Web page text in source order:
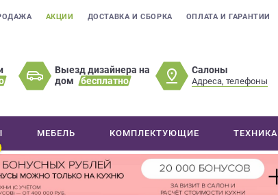
АКЦИИ ДОСТАВКА И СБОРКА ОПЛАТА И ГАРАНТИИ
Выезд дизайнера на
дом
бесплатно
Салоны
Адреса, телефоны
МЕБЕЛЬ КОМПЛЕКТУЮЩИЕ ТЕХНИКА